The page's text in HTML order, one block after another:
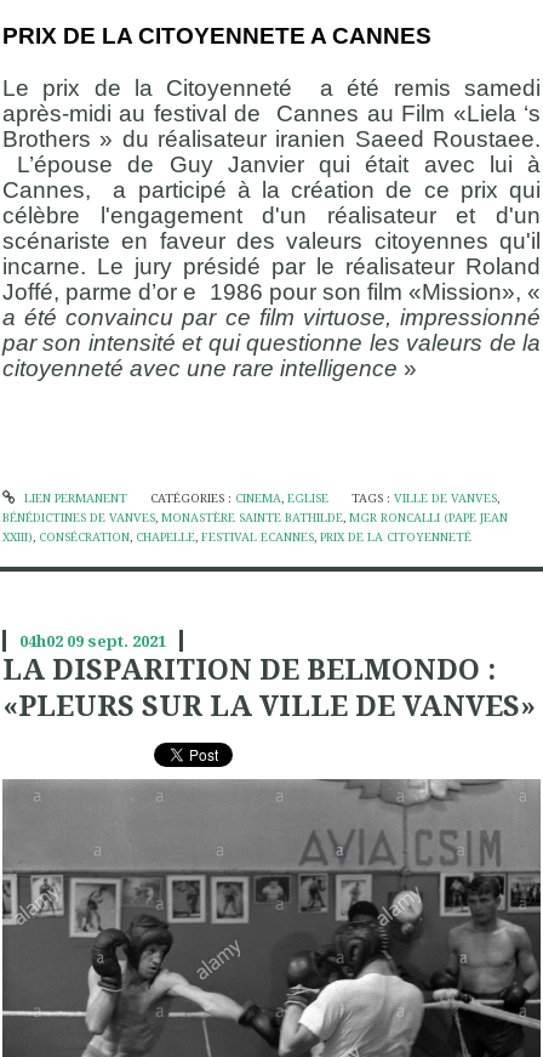
PRIX DE LA CITOYENNETE A CANNES
Le prix de la Citoyenneté a été remis samedi
après-midi au festival de Cannes au Film «Liela ‘s
Brothers » du réalisateur iranien Saeed Roustaee.
L’épouse de Guy Janvier qui était avec lui à
Cannes, a participé à la création de ce prix qui
célèbre l'engagement d'un réalisateur et d'un
scénariste en faveur des valeurs citoyennes qu'il
incarne. Le jury présidé par le réalisateur Roland
Joffé, parme d’or e 1986 pour son film «Mission», «
a été convaincu par ce film virtuose, impressionné
par son intensité et qui questionne les valeurs de la
citoyenneté avec une rare intelligence »
LIEN PERMANENT CATÉGORIES : CINEMA, EGLISE TAGS :VILLE DE VANVES,
BÉNÉDICTINES DE VANVES, MONASTÈRE SAINTE BATHILDE, MGR RONCALLI (PAPE JEAN
XXIII), CONSÉCRATION, CHAPELLE, FESTIVAL ECANNES, PRIX DE LA CITOYENNETÉ
04h02 09 sept. 2021
LA DISPARITION DE BELMONDO :
«PLEURS SUR LA VILLE DE VANVES»